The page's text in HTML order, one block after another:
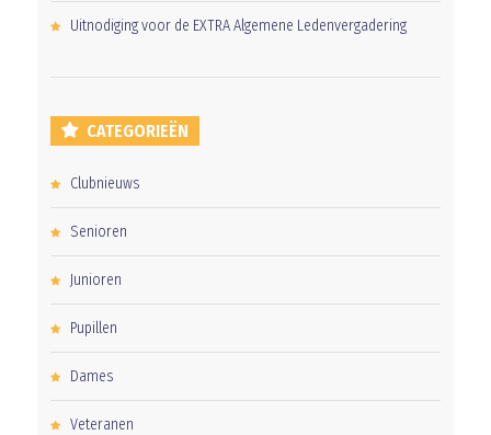
Uitnodiging voor de EXTRA Algemene Ledenvergadering
CATEGORIEËN
Clubnieuws
Senioren
Junioren
Pupillen
Dames
Veteranen